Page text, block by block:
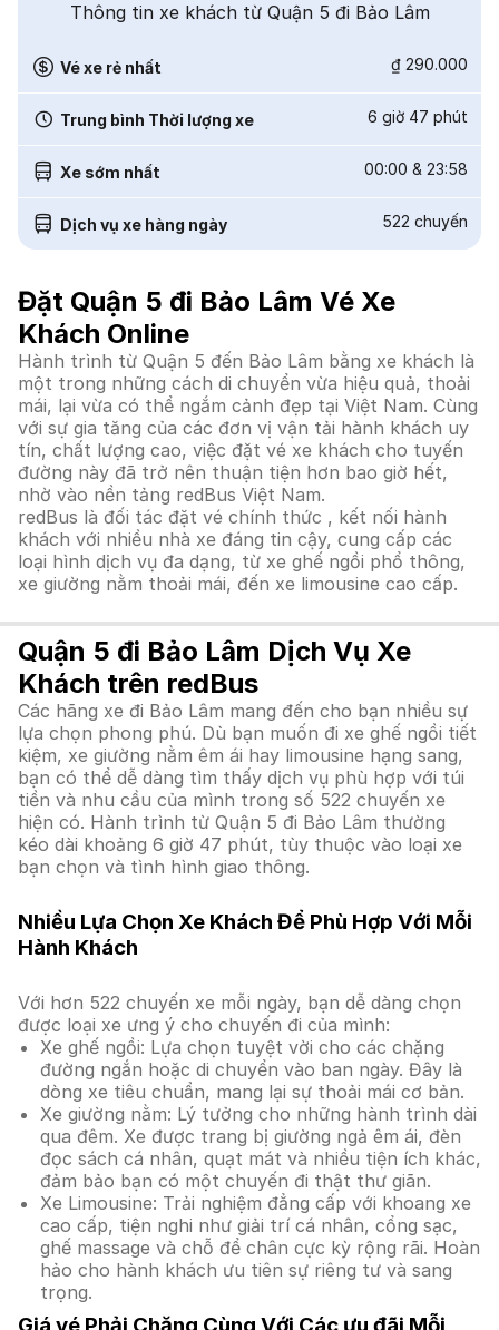
Thông tin xe khách từ Quận 5 đi Bảo Lâm
Vé xe rẻ nhất ₫ 290.000
Trung bình Thời lượng xe 6 giờ 47 phút
Xe sớm nhất 00:00 & 23:58
Dịch vụ xe hàng ngày 522 chuyến
Đặt Quận 5 đi Bảo Lâm Vé Xe
Khách Online
Hành trình từ Quận 5 đến Bảo Lâm bằng xe khách là
một trong những cách di chuyển vừa hiệu quả, thoải
mái, lại vừa có thể ngắm cảnh đẹp tại Việt Nam. Cùng
với sự gia tăng của các đơn vị vận tải hành khách uy
tín, chất lượng cao, việc đặt vé xe khách cho tuyến
đường này đã trở nên thuận tiện hơn bao giờ hết,
nhờ vào nền tảng redBus Việt Nam.
redBus là đối tác đặt vé chính thức , kết nối hành
khách với nhiều nhà xe đáng tin cậy, cung cấp các
loại hình dịch vụ đa dạng, từ xe ghế ngồi phổ thông,
xe giường nằm thoải mái, đến xe limousine cao cấp.
Quận 5 đi Bảo Lâm Dịch Vụ Xe
Khách trên redBus
Các hãng xe đi Bảo Lâm mang đến cho bạn nhiều sự
lựa chọn phong phú. Dù bạn muốn đi xe ghế ngồi tiết
kiệm, xe giường nằm êm ái hay limousine hạng sang,
bạn có thể dễ dàng tìm thấy dịch vụ phù hợp với túi
tiền và nhu cầu của mình trong số 522 chuyến xe
hiện có. Hành trình từ Quận 5 đi Bảo Lâm thường
kéo dài khoảng 6 giờ 47 phút, tùy thuộc vào loại xe
bạn chọn và tình hình giao thông.
Nhiều Lựa Chọn Xe Khách Để Phù Hợp Với Mỗi
Hành Khách
Với hơn 522 chuyến xe mỗi ngày, bạn dễ dàng chọn
được loại xe ưng ý cho chuyến đi của mình:
Xe ghế ngồi: Lựa chọn tuyệt vời cho các chặng
đường ngắn hoặc di chuyển vào ban ngày. Đây là
dòng xe tiêu chuẩn, mang lại sự thoải mái cơ bản.
Xe giường nằm: Lý tưởng cho những hành trình dài
qua đêm. Xe được trang bị giường ngả êm ái, đèn
đọc sách cá nhân, quạt mát và nhiều tiện ích khác,
đảm bảo bạn có một chuyến đi thật thư giãn.
Xe Limousine: Trải nghiệm đẳng cấp với khoang xe
cao cấp, tiện nghi như giải trí cá nhân, cổng sạc,
ghế massage và chỗ để chân cực kỳ rộng rãi. Hoàn
hảo cho hành khách ưu tiên sự riêng tư và sang
trọng.